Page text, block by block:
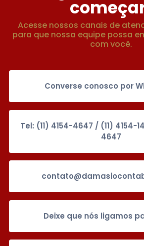
Acesse nossos canais de
para que nossa equipe possa
com você.
Converse conosco por
Tel: (11) 4154-4647 / (11) 4154-
4647
Deixe que nós ligamos